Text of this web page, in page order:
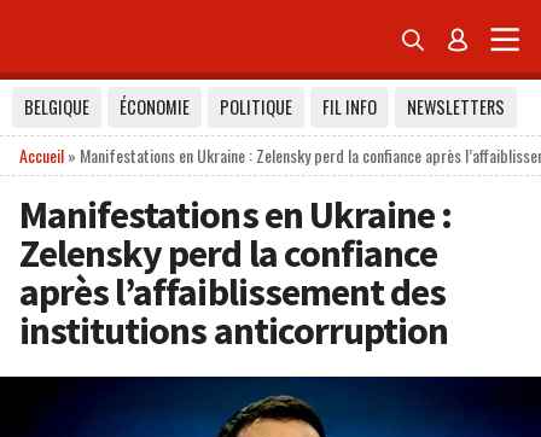
 
BELGIQUE ÉCONOMIE POLITIQUE FIL INFO
NEWSLETTERS
Accueil» Manifestations en Ukraine : Zelensky perd la confiance après
Manifestations en Ukraine :
Zelensky perd la confiance
après l’affaiblissement des
institutions anticorruption